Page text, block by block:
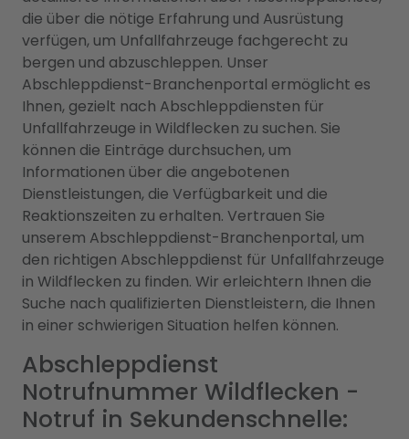
die über die nötige Erfahrung und Ausrüstung
verfügen, um Unfallfahrzeuge fachgerecht zu
bergen und abzuschleppen. Unser
Abschleppdienst-Branchenportal ermöglicht es
Ihnen, gezielt nach Abschleppdiensten für
Unfallfahrzeuge in Wildflecken zu suchen. Sie
können die Einträge durchsuchen, um
Informationen über die angebotenen
Dienstleistungen, die Verfügbarkeit und die
Reaktionszeiten zu erhalten. Vertrauen Sie
unserem Abschleppdienst-Branchenportal, um
den richtigen Abschleppdienst für Unfallfahrzeuge
in Wildflecken zu finden. Wir erleichtern Ihnen die
Suche nach qualifizierten Dienstleistern, die Ihnen
in einer schwierigen Situation helfen können.
Abschleppdienst
Notrufnummer Wildflecken -
Notruf in Sekundenschnelle: